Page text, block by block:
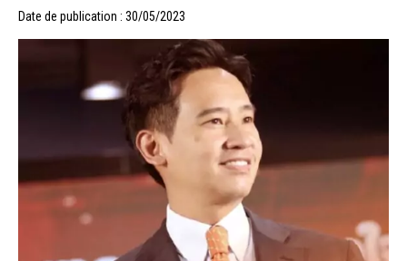
Date de publication : 30/05/2023